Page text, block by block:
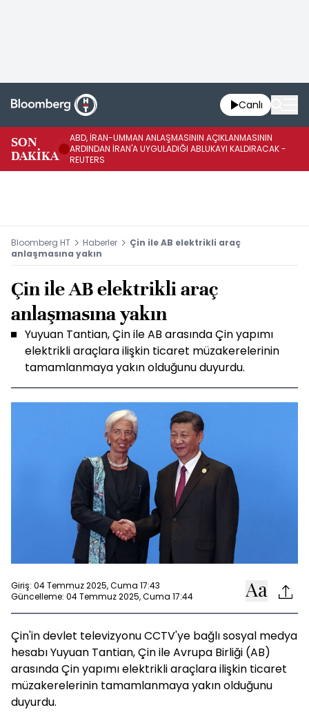
Canlı
SON
DAKİKA
ABD, İRAN-UMMAN ANLAŞMASININ AÇIKLANMASININ
ARDINDAN İRAN'A UYGULADIĞI ABLUKAYI KALDIRACAK -
REUTERS
Bloomberg HT Haberler
Çin ile AB elektrikli araç
anlaşmasına yakın
Çin ile AB elektrikli araç
anlaşmasına yakın
Yuyuan Tantian, Çin ile AB arasında Çin yapımı
elektrikli araçlara ilişkin ticaret müzakerelerinin
tamamlanmaya yakın olduğunu duyurdu.
Giriş: 04 Temmuz 2025, Cuma 17:43
Güncelleme: 04 Temmuz 2025, Cuma 17:44
Çin'in devlet televizyonu CCTV'ye bağlı sosyal medya
hesabı Yuyuan Tantian, Çin ile Avrupa Birliği (AB)
arasında Çin yapımı elektrikli araçlara ilişkin ticaret
müzakerelerinin tamamlanmaya yakın olduğunu
duyurdu.